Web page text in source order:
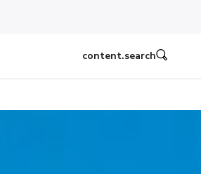
content.search